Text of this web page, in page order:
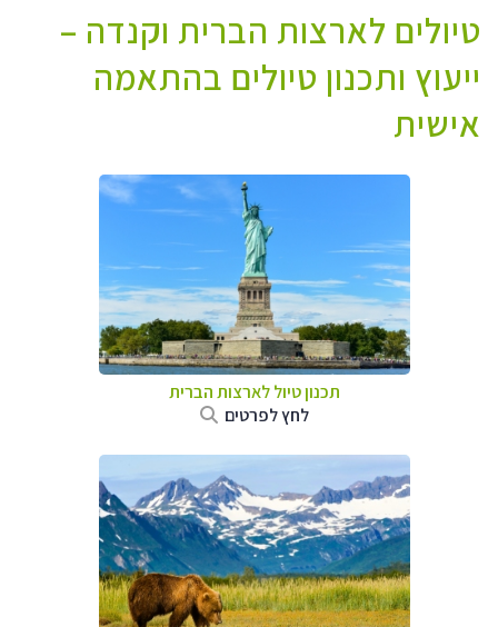
טיולים לארצות הברית וקנדה –
ייעוץ ותכנון טיולים בהתאמה
אישית
תכנון טיול לארצות הברית
לחץ לפרטים